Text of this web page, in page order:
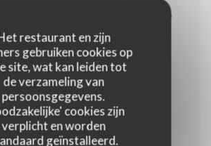
restaurant en zijn
gebruiken cookies op
site, wat kan leiden tot
de verzameling van
persoonsgegevens.
cookies zijn
verplicht en worden
geïnstalleerd.
sauce à l estragon, purée de
et kalamansi , brocoli
25,00 EUR
Fromage